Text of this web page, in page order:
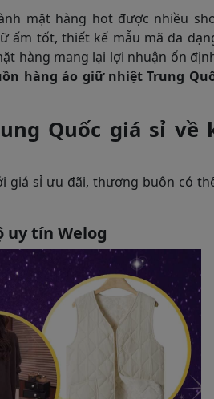
mặt hàng hot được nhiều
ấm tốt, thiết kế mẫu mã đa
hàng mang lại lợi nhuận ổn
hàng áo giữ nhiệt Trung
Quốc giá sỉ về
giá sỉ ưu đãi, thương buôn có
uy tín Welog